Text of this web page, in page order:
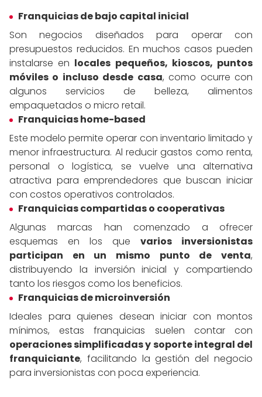
Franquicias de bajo capital inicial
Son negocios diseñados para operar con
presupuestos reducidos. En muchos casos pueden
instalarse en locales pequeños, kioscos, puntos
móviles o incluso desde casa, como ocurre con
algunos servicios de belleza, alimentos
empaquetados o micro retail.
Franquicias home-based
Este modelo permite operar con inventario limitado y
menor infraestructura. Al reducir gastos como renta,
personal o logística, se vuelve una alternativa
atractiva para emprendedores que buscan iniciar
con costos operativos controlados.
Franquicias compartidas o cooperativas
Algunas marcas han comenzado a ofrecer
esquemas en los que varios inversionistas
participan en un mismo punto de venta,
distribuyendo la inversión inicial y compartiendo
tanto los riesgos como los beneficios.
Franquicias de microinversión
Ideales para quienes desean iniciar con montos
mínimos, estas franquicias suelen contar con
operaciones simplificadas y soporte integral del
franquiciante, facilitando la gestión del negocio
para inversionistas con poca experiencia.